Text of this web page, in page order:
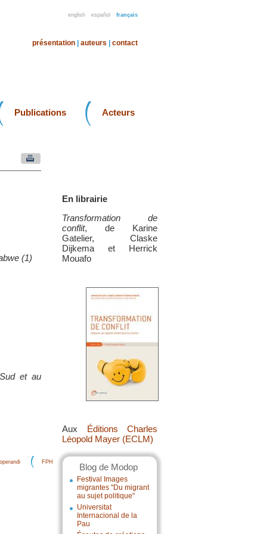
english español français
présentation auteurs contact
Publications Acteurs
En librairie
Transformation de
conflit, de Karine
Gatelier, Claske
Dijkema et Herrick
Mouafo
Aux Éditions Charles
Léopold Mayer (ECLM)
Blog de Modop
Festival Images
migrantes "Du migrant
au sujet politique"
Universitat
Internacional de la
Pau
(1)
et au
FPH